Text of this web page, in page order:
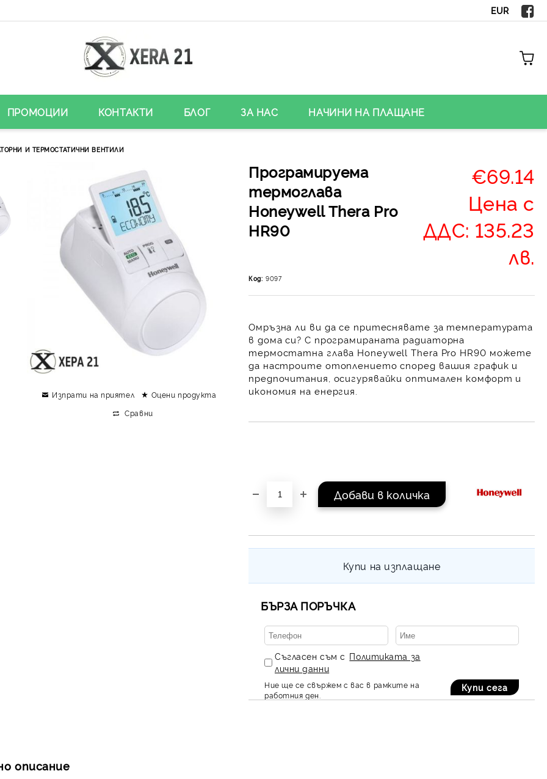
EUR
ПРОМОЦИИ КОНТАКТИ БЛОГ ЗА НАС НАЧИНИ НА ПЛАЩАНЕ
И ТЕРМОСТАТИЧНИ ВЕНТИЛИ
Програмируема
термоглава
Honeywell Thera Pro
HR90
€69.14
Цена с
ДДС: 135.23
лв.
Код: 9097
Омръзна ли ви да се притеснявате за температурата
в дома си? С програмираната радиаторна
термостатна глава Honeywell Thera Pro HR90 можете
да настроите отоплението според вашия график и
предпочитания, осигурявайки оптимален комфорт и
икономия на енергия.
Купи на изплащане
БЪРЗА ПОРЪЧКА
Съгласен съм с Политиката за
лични данни
Ние ще се свържем с вас в рамките на
работния ден.
Изпрати на приятел
Оцени продукта
Сравни
описание